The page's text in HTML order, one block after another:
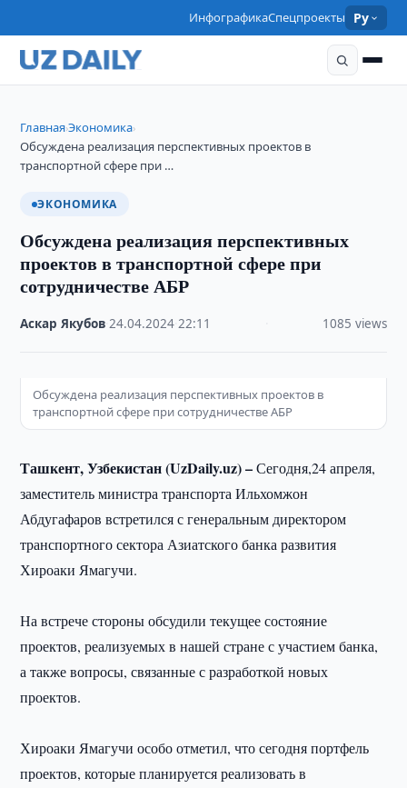
ИнфографикаСпецпроекты Ру
Главная›Экономика›
Обсуждена реализация перспективных проектов в
транспортной сфере при …
ЭКОНОМИКА
Обсуждена реализация перспективных
проектов в транспортной сфере при
сотрудничестве АБР
Аскар Якубов ·24.04.2024 ·22:11 1085 views
Обсуждена реализация перспективных проектов в
транспортной сфере при сотрудничестве АБР
Ташкент, Узбекистан (UzDaily.uz) –Сегодня,24 апреля,
заместитель министра транспорта Ильхомжон
Абдугафаров встретился с генеральным директором
транспортного сектора Азиатского банка развития
Хироаки Ямагучи.
На встрече стороны обсудили текущее состояние
проектов, реализуемых в нашей стране с участием банка,
а также вопросы, связанные с разработкой новых
проектов.
Хироаки Ямагучи особо отметил, что сегодня портфель
проектов, которые планируется реализовать в